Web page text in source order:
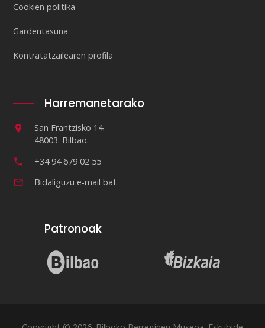
Cookien politika
Gardentasuna
Kontratatzailearen profila
Harremanetarako
San Frantzisko 14.
48003. Bilbao.
+34 94 679 02 55
Bidaliguzu e-mail bat
Patronoak